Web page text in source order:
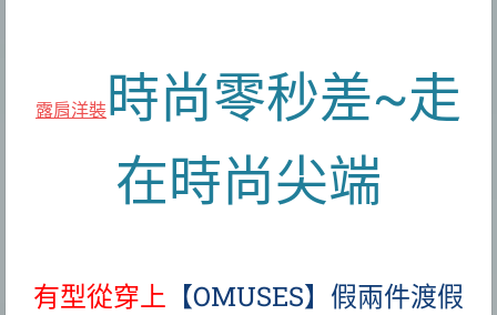
露肩洋裝時尚零秒差~走
在時尚尖端
有型從穿上 【OMUSES】假兩件渡假